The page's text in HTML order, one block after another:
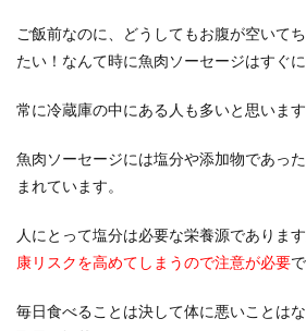
ご飯前なのに、どうしてもお腹が空いて
たい！なんて時に魚肉ソーセージはすぐ
常に冷蔵庫の中にある人も多いと思います
魚肉ソーセージには塩分や添加物であっ
まれています。
人にとって塩分は必要な栄養源であります
康リスクを高めてしまうので注意が必要
毎日食べることは決して体に悪いことはな